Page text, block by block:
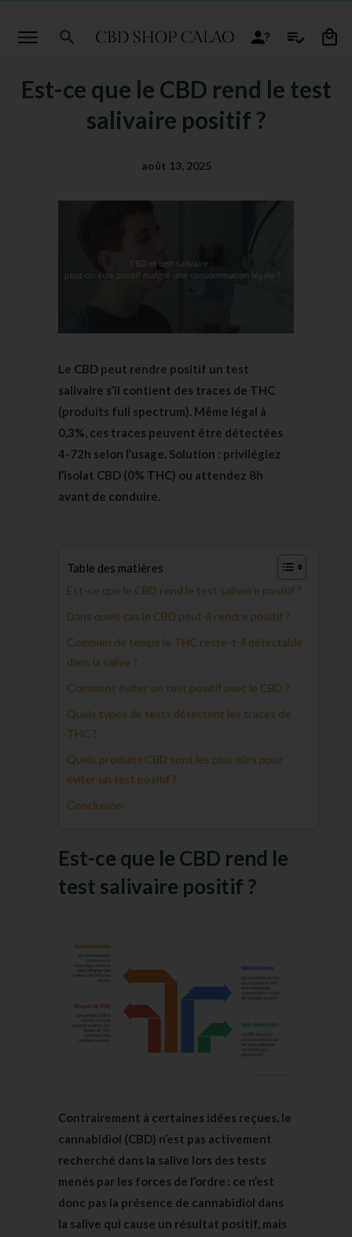
Est-ce que le CBD rend le test
salivaire positif ?
août 13, 2025
Le CBD peut rendre positif un test
salivaire s’il contient des traces de THC
(produits full spectrum). Même légal à
0,3%, ces traces peuvent être détectées
4-72h selon l’usage. Solution : privilégiez
l’isolat CBD (0% THC) ou attendez 8h
avant de conduire.
Table des matières
Est-ce que le CBD rend le test salivaire positif ?
Dans quels cas le CBD peut-il rendre positif ?
Combien de temps le THC reste-t-il détectable
dans la salive ?
Comment éviter un test positif avec le CBD ?
Quels types de tests détectent les traces de
THC ?
Quels produits CBD sont les plus sûrs pour
éviter un test positif ?
Conclusion
Est-ce que le CBD rend le
test salivaire positif ?
Contrairement à certaines idées reçues, le
cannabidiol (CBD) n’est pas activement
recherché dans la salive lors des tests
menés par les forces de l’ordre : ce n’est
donc pas la présence de cannabidiol dans
la salive qui cause un résultat positif, mais